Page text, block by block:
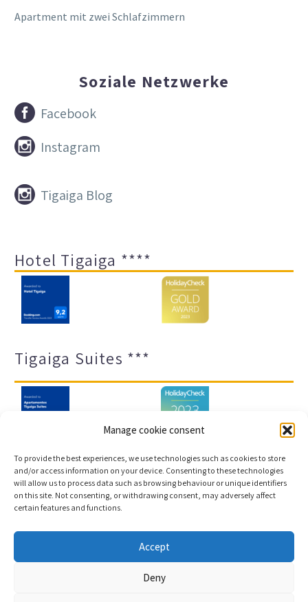
Manage cookie consent
To provide the best experiences, we use technologies such as cookies to store
and/or access information on your device. Consenting to these technologies
will allow us to process data such as browsing behaviour or unique identifiers
on this site. Not consenting, or withdrawing consent, may adversely affect
certain features and functions.
Accept
Deny
Apartment mit zwei Schlafzimmern
Soziale Netzwerke

 Facebook

 Instagram

 Tigaiga Blog
Hotel Tigaiga ****
Tigaiga Suites ***
Impressum und Datenschutz
Transparenz-Portal
Cookies
Copyright © 2023 |